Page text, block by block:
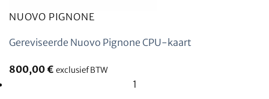
NUOVO PIGNONE
Gereviseerde Nuovo Pignone CPU-kaart
800,00€ exclusief BTW
1